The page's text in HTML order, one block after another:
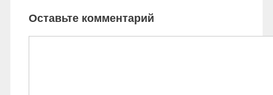
Оставьте комментарий